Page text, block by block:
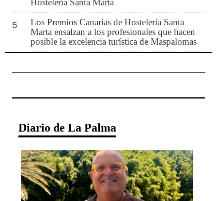
Hostelería Santa Marta
5
Los Premios Canarias de Hostelería Santa
Marta ensalzan a los profesionales que hacen
posible la excelencia turística de Maspalomas
Diario de La Palma